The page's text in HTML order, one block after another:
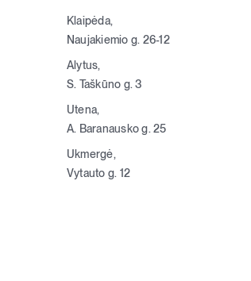
Klaipėda,
Naujakiemio g. 26-12
Alytus,
S. Taškūno g. 3
Utena,
A. Baranausko g. 25
Ukmergė,
Vytauto g. 12